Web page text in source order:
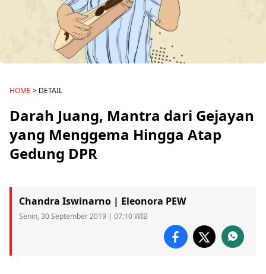
HOME > DETAIL
Darah Juang, Mantra dari Gejayan
yang Menggema Hingga Atap
Gedung DPR
Chandra Iswinarno | Eleonora PEW
Senin, 30 September 2019 | 07:10 WIB